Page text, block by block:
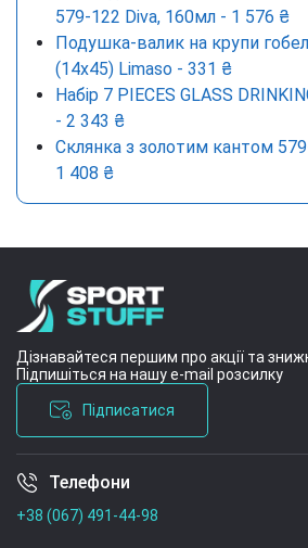
579-122 Diva, 160мл - 1 576 ₴
Подушка-валик на крупи
(14x45) Limaso - 331 ₴
Набір 7 PIECES GLASS
- 2 343 ₴
Склянка з золотим кантом
1 408 ₴
Дізнавайтеся першим про акції та
Підпишіться на нашу e-mail розсилку
Підписатися
Умови угоди
Телефони
+38 (067) 491-44-98